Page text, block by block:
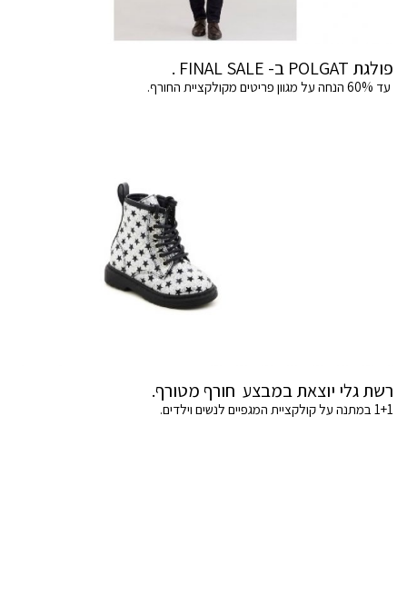
פולגת POLGAT ב- FINAL SALE .
עד 60% הנחה על מגוון פריטים מקולקציית החורף.
רשת גלי יוצאת במבצע חורף מטורף.
1+1 במתנה על קולקציית המגפיים לנשים וילדים.